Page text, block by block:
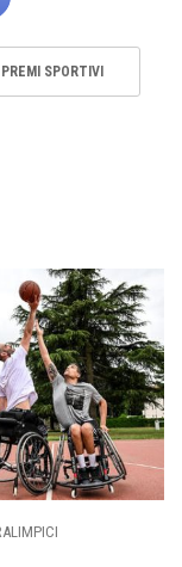
PREMI SPORTIVI